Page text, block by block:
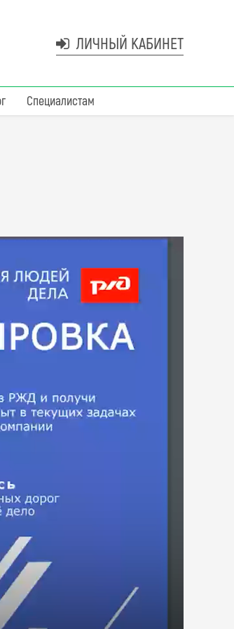
ЛИЧНЫЙ КАБИНЕТ
Специалистам